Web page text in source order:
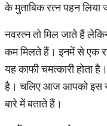
के मुताबिक रत्न पहन
नवरत्न तो मिल जाते हैं
कम मिलते हैं। इनमें से एक
यह काफी चमत्कारी
है। चलिए आज आपको इस
बारे में बताते हैं।